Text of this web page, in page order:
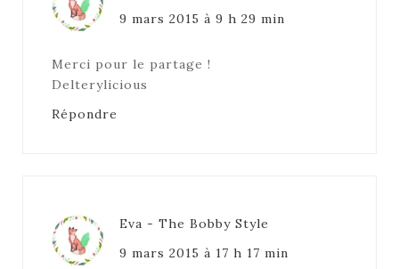
9 mars 2015 à 9 h 29 min
Merci pour le partage !
Delterylicious
Répondre
Eva - The Bobby Style
9 mars 2015 à 17 h 17 min